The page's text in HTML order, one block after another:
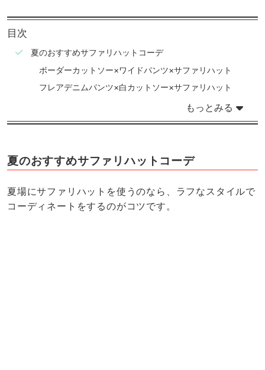
目次
夏のおすすめサファリハットコーデ
ボーダーカットソー×ワイドパンツ×サファリハット
フレアデニムパンツ×白カットソー×サファリハット
もっとみる
夏のおすすめサファリハットコーデ
夏場にサファリハットを使うのなら、ラフなスタイルで
コーディネートをするのがコツです。